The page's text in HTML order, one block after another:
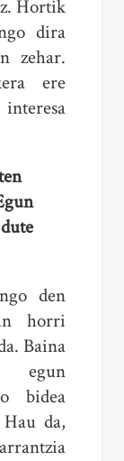
Hortik
dira
zehar.
ere
den
horri
Baina
egun
bidea
da,